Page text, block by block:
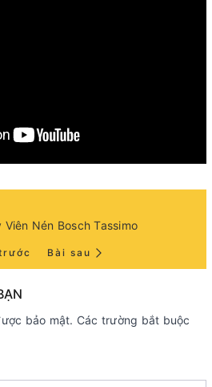
Nén Bosch Tassimo
Bài sau
bảo mật. Các trường bắt buộc